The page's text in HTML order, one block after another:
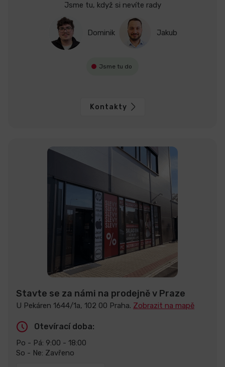
Jsme tu, když si nevíte rady
Dominik Jakub
Jsme tu do
Kontakty
Stavte se za námi na prodejně v Praze
U Pekáren 1644/1a, 102 00 Praha. Zobrazit na mapě
Otevírací doba:
Po - Pá: 9:00 - 18:00
So - Ne: Zavřeno